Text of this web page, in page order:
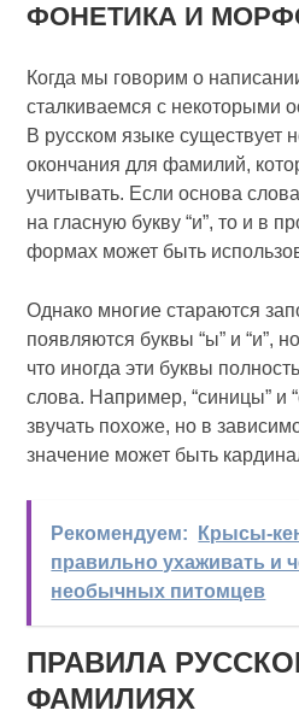
ФОНЕТИКА И
Когда мы говорим о
сталкиваемся с некоторыми
В русском языке существует
окончания для фамилий,
учитывать. Если основа
на гласную букву “и”, то и в
формах может быть
Однако многие стараются
появляются буквы “ы” и “и”,
что иногда эти буквы
слова. Например, “синицы” и
звучать похоже, но в
значение может быть
Рекомендуем:
Крысы-
правильно ухаживать и
необычных питомцев
ПРАВИЛА
ФАМИЛИЯХ